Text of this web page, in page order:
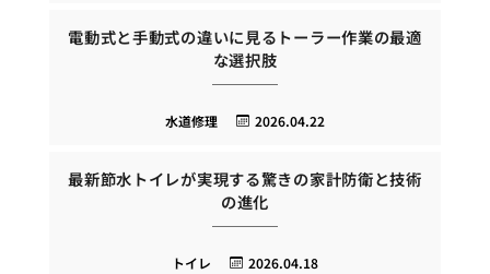
電動式と手動式の違いに見るトーラー作業の最適
な選択肢
2026.04.22
水道修理
最新節水トイレが実現する驚きの家計防衛と技術
の進化
2026.04.18
トイレ